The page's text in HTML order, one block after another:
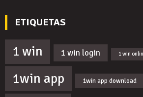
ETIQUETAS
1 win 1 win login 1 win
1win app 1win app download